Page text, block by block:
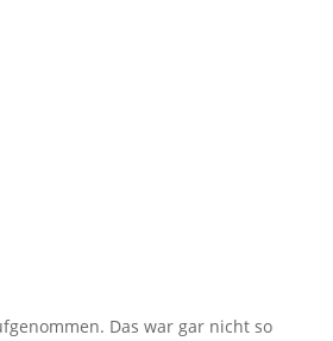
Das war gar nicht so